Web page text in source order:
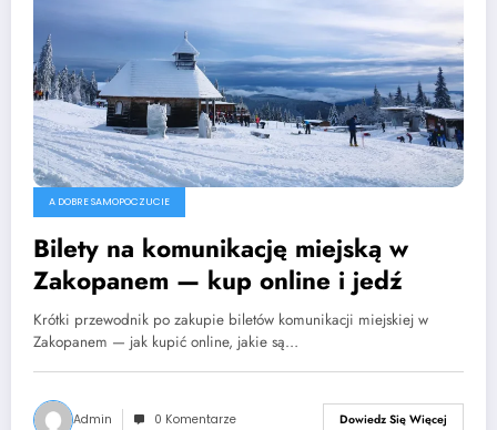
A DOBRE SAMOPOCZUCIE
Bilety na komunikację miejską w
Zakopanem — kup online i jedź
Krótki przewodnik po zakupie biletów komunikacji miejskiej w
Zakopanem — jak kupić online, jakie są…
Admin 0 Komentarze Dowiedz Się Więcej